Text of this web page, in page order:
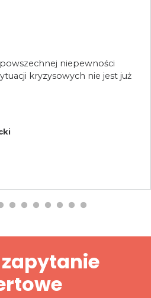
niepewności
kryzysowych nie jest już